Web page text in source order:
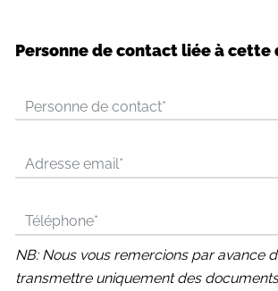
Personne de contact liée à cette
Personne de contact*
Adresse email*
Téléphone*
NB: Nous vous remercions par avance
transmettre uniquement des